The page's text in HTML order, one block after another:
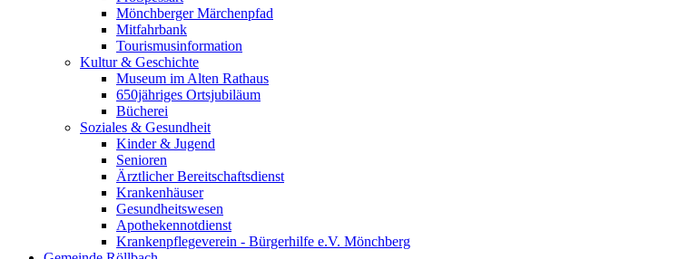
Mönchberger Märchenpfad
Mitfahrbank
Tourismusinformation
Kultur & Geschichte
Museum im Alten Rathaus
650jähriges Ortsjubiläum
Bücherei
Soziales & Gesundheit
Kinder & Jugend
Senioren
Ärztlicher Bereitschaftsdienst
Krankenhäuser
Gesundheitswesen
Apothekennotdienst
Krankenpflegeverein - Bürgerhilfe e.V. Mönchberg